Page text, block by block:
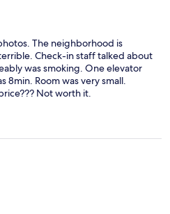
The neighborhood is
Check-in staff talked about
was smoking. One elevator
8min. Room was very small.
Not worth it.